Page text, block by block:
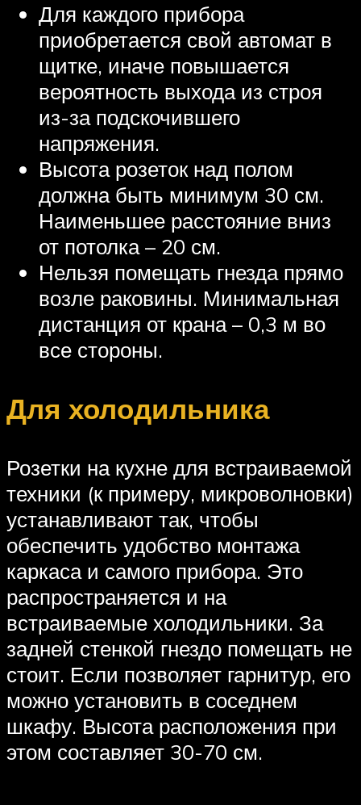
Для каждого прибора
приобретается свой автомат в
щитке, иначе повышается
вероятность выхода из строя
из-за подскочившего
напряжения.
Высота розеток над полом
должна быть минимум 30 см.
Наименьшее расстояние вниз
от потолка – 20 см.
Нельзя помещать гнезда прямо
возле раковины. Минимальная
дистанция от крана – 0,3 м во
все стороны.
Для холодильника
Розетки на кухне для встраиваемой
техники (к примеру, микроволновки)
устанавливают так, чтобы
обеспечить удобство монтажа
каркаса и самого прибора. Это
распространяется и на
встраиваемые холодильники. За
задней стенкой гнездо помещать не
стоит. Если позволяет гарнитур, его
можно установить в соседнем
шкафу. Высота расположения при
этом составляет 30-70 см.